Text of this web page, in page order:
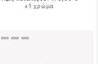
+1 χρώμα